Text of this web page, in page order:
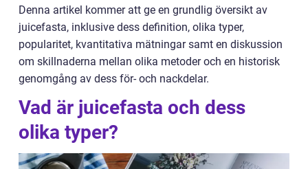
Denna artikel kommer att ge en grundlig översikt av
juicefasta, inklusive dess definition, olika typer,
popularitet, kvantitativa mätningar samt en diskussion
om skillnaderna mellan olika metoder och en historisk
genomgång av dess för- och nackdelar.
Vad är juicefasta och dess
olika typer?